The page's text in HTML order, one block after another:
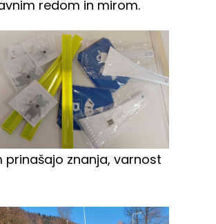
redom in mirom.
znanja, varnost